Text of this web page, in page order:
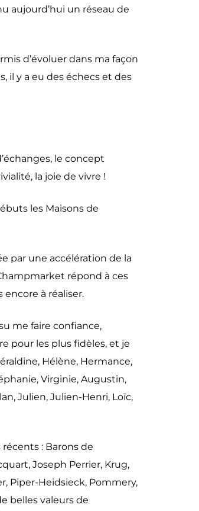
aujourd’hui un réseau de
d’évoluer dans ma façon
il y a eu des échecs et des
le concept
la joie de vivre !
les Maisons de
par une accélération de la
répond à ces
à réaliser.
me faire confiance,
pour les plus fidèles, et je
Hélène, Hermance,
Virginie, Augustin,
Julien, Julien-Henri, Loïc,
: Barons de
Joseph Perrier, Krug,
Piper-Heidsieck, Pommery,
belles valeurs de